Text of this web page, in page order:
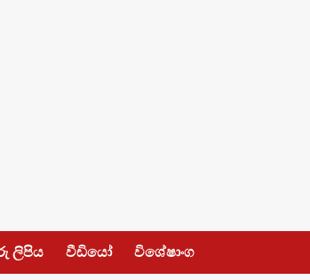
ලිපිය වීඩියෝ විශේෂාංග